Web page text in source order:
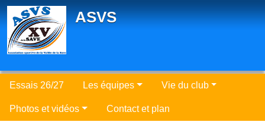
ASVS
Essais 26/27 Les équipes Vie du club
Photos et vidéos Contact et plan
Panneau de gestion des cookies